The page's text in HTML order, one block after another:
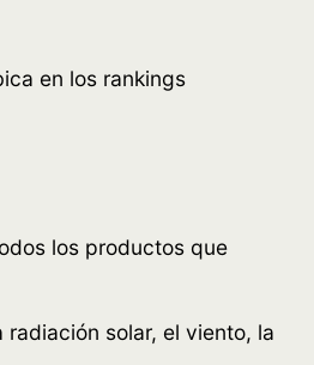
en los rankings
los productos que
solar, el viento, la